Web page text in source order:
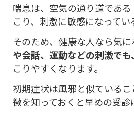
喘息は、空気の通り道であ
こり、刺激に敏感になってい
そのため、健康な人なら気
や会話、運動などの刺激で
こりやすくなります。
初期症状は風邪と似ている
徴を知っておくと早めの受診